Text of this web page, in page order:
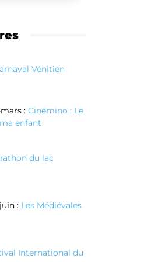
Vénitien
: Cinémino : Le
enfant
du lac
: Les Médiévales
International du